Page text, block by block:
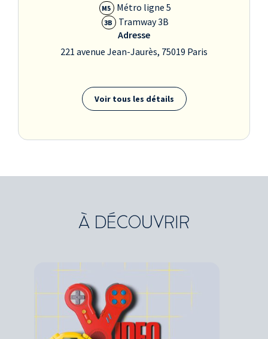
M5 Métro ligne 5
3B
Tramway 3B
Adresse
221 avenue Jean-Jaurès, 75019 Paris
Voir tous les détails
À DÉCOUVRIR